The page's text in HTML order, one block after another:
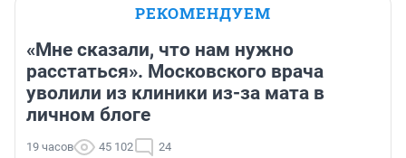
РЕКОМЕНДУЕМ
«Мне сказали, что нам нужно
расстаться». Московского врача
уволили из клиники из-за мата в
личном блоге
19 часов 45 102 24